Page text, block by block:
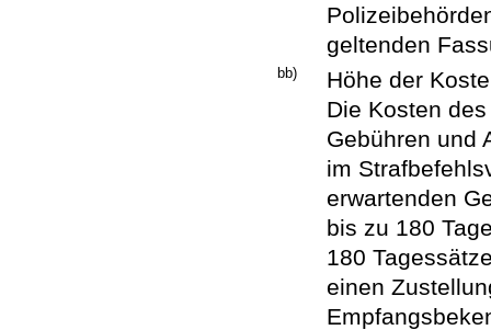
geltenden
bb)
Höhe der
Die Kosten
Gebühren und
im
erwartenden
bis zu 180
180
einen